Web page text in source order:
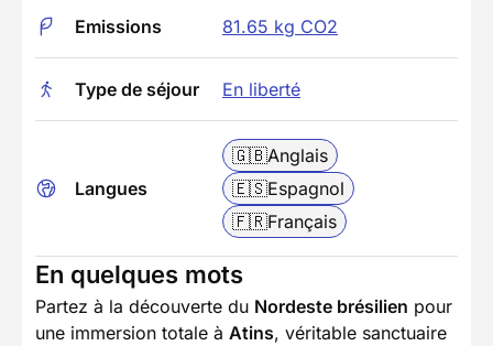
Emissions 81.65 kg CO2
Type de séjour En liberté
Langues
🇬🇧Anglais
🇪🇸Espagnol
🇫🇷Français
En quelques mots
Partez à la découverte du Nordeste brésilien pour
une immersion totale à Atins, véritable sanctuaire